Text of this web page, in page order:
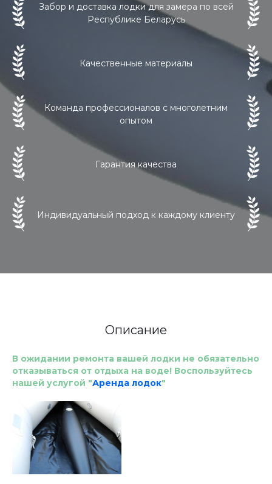
Забор и доставка лодки для замера по всей
Республике Беларусь
Качественные материалы
Команда профессионалов с многолетним
опытом
Гарантия качества
Индивидуальный подход к каждому клиенту
Описание
В ожидании ремонта вашей лодки не обязательно
отказываться от отдыха на воде! Воспользуйтесь
нашей услугой "Аренда лодок"